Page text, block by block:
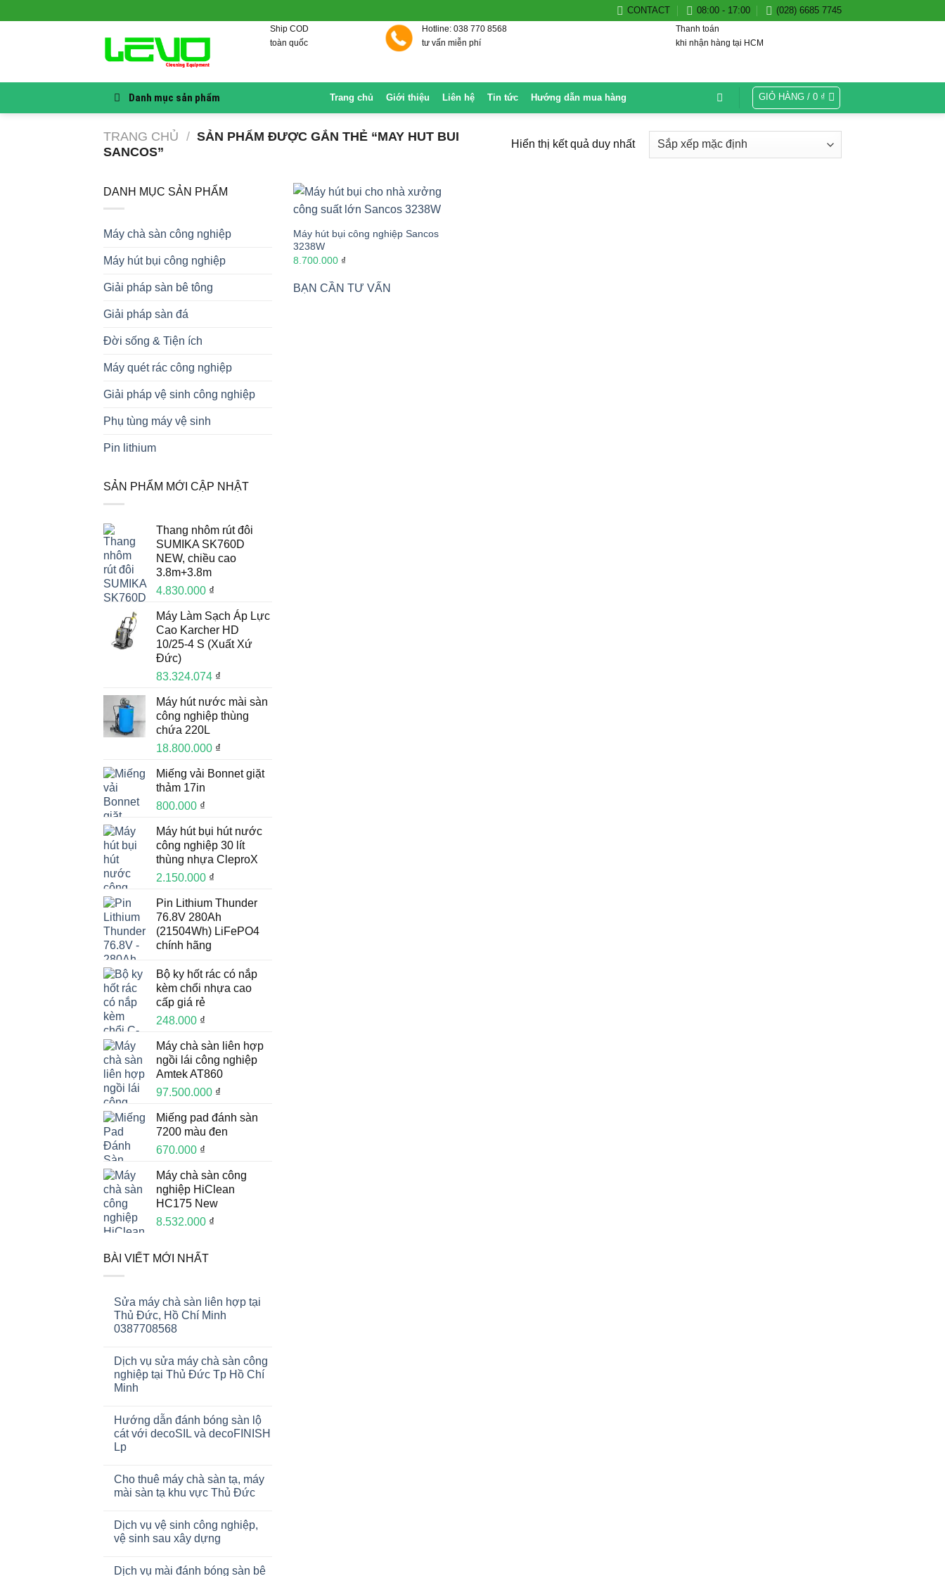
CONTACT 08:00 - 17:00 (028) 6685 7745
Ship COD
toàn quốc
Hotline: 038 770 8568
tư vấn miễn phí
Thanh toán
khi nhận hàng tại HCM
Danh mục sản phẩm Trang chủ Giới thiệu Liên hệ Tin tức Hướng dẫn mua hàng GIỎ HÀNG / 0 ₫
TRANG CHỦ / SẢN PHẨM ĐƯỢC GẮN THẺ “MAY HUT BUI
SANCOS”
Hiển thị kết quả duy nhất
DANH MỤC SẢN PHẨM
Máy chà sàn công nghiệp
Máy hút bụi công nghiệp
Giải pháp sàn bê tông
Giải pháp sàn đá
Đời sống & Tiện ích
Máy quét rác công nghiệp
Giải pháp vệ sinh công nghiệp
Phụ tùng máy vệ sinh
Pin lithium
SẢN PHẨM MỚI CẬP NHẬT
Thang nhôm rút đôi
SUMIKA SK760D
NEW, chiều cao
3.8m+3.8m
4.830.000 ₫
Máy Làm Sạch Áp Lực
Cao Karcher HD
10/25-4 S (Xuất Xứ
Đức)
83.324.074 ₫
Máy hút nước mài sàn
công nghiệp thùng
chứa 220L
18.800.000 ₫
Miếng vải Bonnet giặt
thảm 17in
800.000 ₫
Máy hút bụi hút nước
công nghiệp 30 lít
thùng nhựa CleproX
2.150.000 ₫
Pin Lithium Thunder
76.8V 280Ah
(21504Wh) LiFePO4
chính hãng
Bộ ky hốt rác có nắp
kèm chổi nhựa cao
cấp giá rẻ
248.000 ₫
Máy chà sàn liên hợp
ngồi lái công nghiệp
Amtek AT860
97.500.000 ₫
Miếng pad đánh sàn
7200 màu đen
670.000 ₫
Máy chà sàn công
nghiệp HiClean
HC175 New
8.532.000 ₫
BÀI VIẾT MỚI NHẤT
Sửa máy chà sàn liên hợp tại
Thủ Đức, Hồ Chí Minh
0387708568
Dịch vụ sửa máy chà sàn công
nghiệp tại Thủ Đức Tp Hồ Chí
Minh
Hướng dẫn đánh bóng sàn lộ
cát với decoSIL và decoFINISH
Lp
Cho thuê máy chà sàn tạ, máy
mài sàn tạ khu vực Thủ Đức
Dịch vụ vệ sinh công nghiệp,
vệ sinh sau xây dựng
Dịch vụ mài đánh bóng sàn bê
Máy hút bụi công nghiệp Sancos
3238W
8.700.000 ₫
BẠN CẦN TƯ VẤN